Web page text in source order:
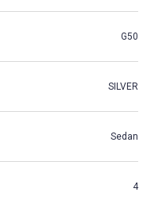
G50
SILVER
Sedan
4